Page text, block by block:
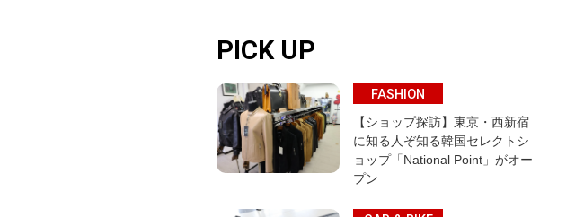
PICK UP
FASHION
【ショップ探訪】東京・西新宿
に知る人ぞ知る韓国セレクトシ
ョップ「National Point」がオー
プン